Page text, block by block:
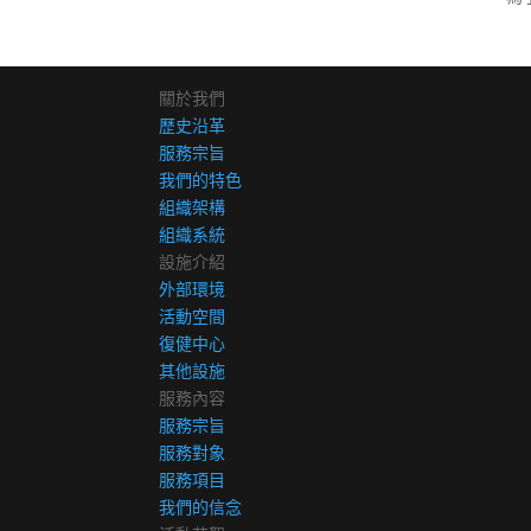
關於我們
歷史沿革
服務宗旨
我們的特色
組織架構
組織系統
設施介紹
外部環境
活動空間
復健中心
其他設施
服務內容
服務宗旨
服務對象
服務項目
我們的信念